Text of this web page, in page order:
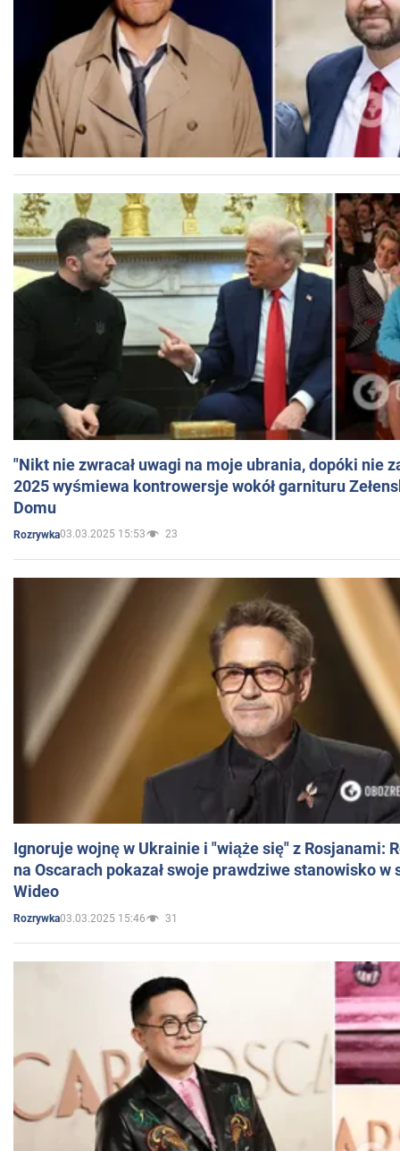
"Nikt nie zwracał uwagi na moje ubrania, dopóki nie
2025 wyśmiewa kontrowersje wokół garnituru
Domu
Rozrywka03.03.2025 15:53 23
Ignoruje wojnę w Ukrainie i "wiąże się" z Rosjanami:
na Oscarach pokazał swoje prawdziwe stanowisko w
Wideo
Rozrywka03.03.2025 15:46 31